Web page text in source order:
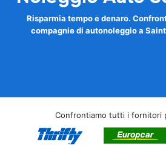
Risparmia tempo e denaro.
compagnie di autonoleggio a
Confrontiamo tutti i fornitori